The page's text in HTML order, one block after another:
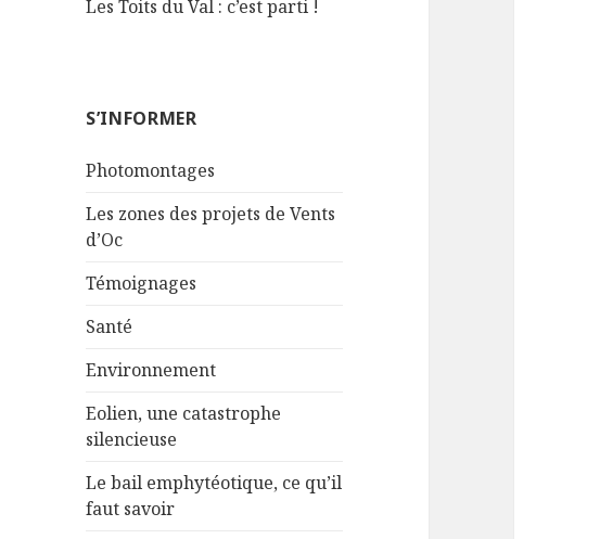
Les Toits du Val : c’est parti !
S’INFORMER
Photomontages
Les zones des projets de Vents
d’Oc
Témoignages
Santé
Environnement
Eolien, une catastrophe
silencieuse
Le bail emphytéotique, ce qu’il
faut savoir